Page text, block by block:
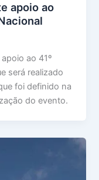
apoio ao
ao 41º
será realizado
foi definido na
do evento.